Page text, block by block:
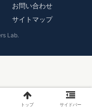
お問い合わせ
サイトマップ
Lab.
トップ サイドバー